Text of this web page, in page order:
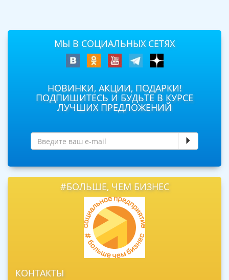
МЫ В СОЦИАЛЬНЫХ СЕТЯХ
НОВИНКИ, АКЦИИ, ПОДАРКИ!
ПОДПИШИТЕСЬ И БУДЬТЕ В КУРСЕ
ЛУЧШИХ ПРЕДЛОЖЕНИЙ
#БОЛЬШЕ, ЧЕМ БИЗНЕС
КОНТАКТЫ